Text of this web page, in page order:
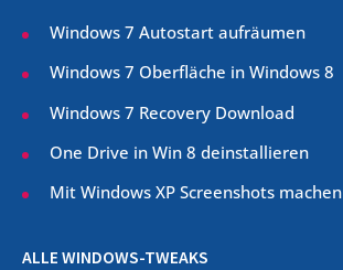
Windows 7 Autostart aufräumen
Windows 7 Oberfläche in Windows 8
Windows 7 Recovery Download
One Drive in Win 8 deinstallieren
Mit Windows XP Screenshots machen
ALLE WINDOWS-TWEAKS